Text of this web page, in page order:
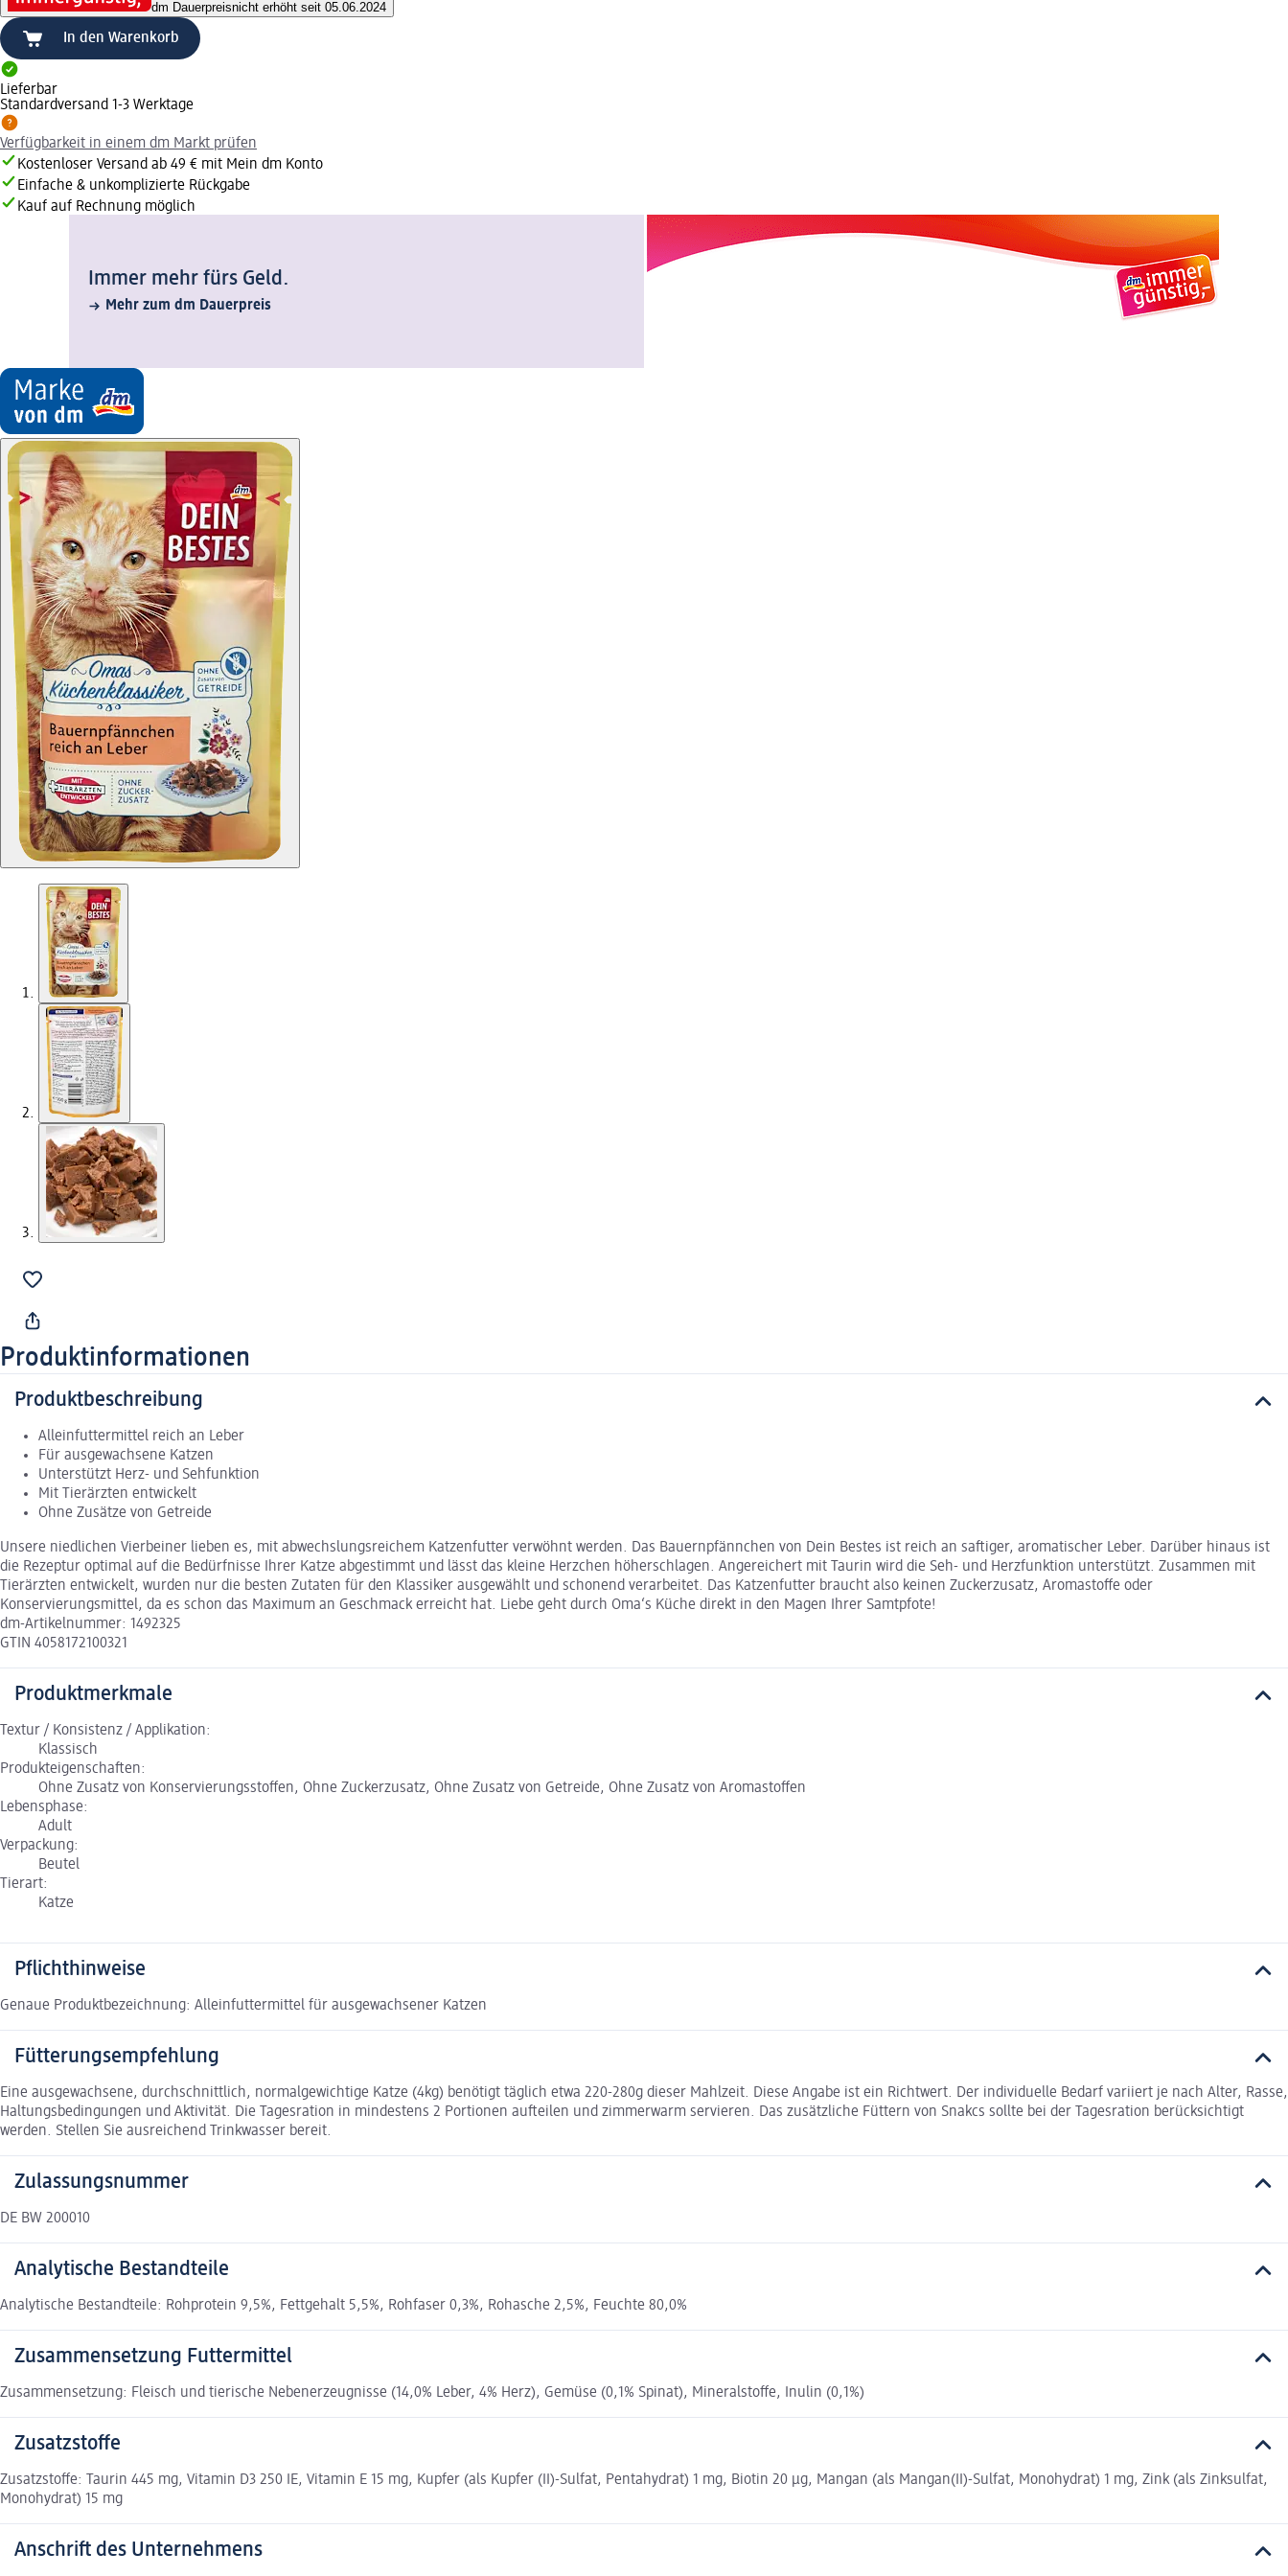
dm Dauerpreisnicht erhöht seit 05.06.2024
In den Warenkorb
Lieferbar
Standardversand 1-3 Werktage
Verfügbarkeit in einem dm Markt prüfen
Kostenloser Versand ab 49 € mit Mein dm Konto
Einfache & unkomplizierte Rückgabe
Kauf auf Rechnung möglich
Immer mehr fürs Geld.
Mehr zum dm Dauerpreis
Produktinformationen
Produktbeschreibung
Alleinfuttermittel reich an Leber
Für ausgewachsene Katzen
Unterstützt Herz- und Sehfunktion
Mit Tierärzten entwickelt
Ohne Zusätze von Getreide
Unsere niedlichen Vierbeiner lieben es, mit abwechslungsreichem Katzenfutter verwöhnt werden. Das Bauernpfännchen von Dein Bestes ist reich an saftiger, aromatischer Leber. Darüber hinaus ist
die Rezeptur optimal auf die Bedürfnisse Ihrer Katze abgestimmt und lässt das kleine Herzchen höherschlagen. Angereichert mit Taurin wird die Seh- und Herzfunktion unterstützt. Zusammen mit
Tierärzten entwickelt, wurden nur die besten Zutaten für den Klassiker ausgewählt und schonend verarbeitet. Das Katzenfutter braucht also keinen Zuckerzusatz, Aromastoffe oder
Konservierungsmittel, da es schon das Maximum an Geschmack erreicht hat. Liebe geht durch Oma‘s Küche direkt in den Magen Ihrer Samtpfote!
dm-Artikelnummer: 1492325
GTIN 4058172100321
Produktmerkmale
Textur / Konsistenz / Applikation:
Klassisch
Produkteigenschaften:
Ohne Zusatz von Konservierungsstoffen, Ohne Zuckerzusatz, Ohne Zusatz von Getreide, Ohne Zusatz von Aromastoffen
Lebensphase:
Adult
Verpackung:
Beutel
Tierart:
Katze
Pflichthinweise
Genaue Produktbezeichnung: Alleinfuttermittel für ausgewachsener Katzen
Fütterungsempfehlung
Eine ausgewachsene, durchschnittlich, normalgewichtige Katze (4kg) benötigt täglich etwa 220-280g dieser Mahlzeit. Diese Angabe ist ein Richtwert. Der individuelle Bedarf variiert je nach Alter, Rasse,
Haltungsbedingungen und Aktivität. Die Tagesration in mindestens 2 Portionen aufteilen und zimmerwarm servieren. Das zusätzliche Füttern von Snakcs sollte bei der Tagesration berücksichtigt
werden. Stellen Sie ausreichend Trinkwasser bereit.
Zulassungsnummer
DE BW 200010
Analytische Bestandteile
Analytische Bestandteile: Rohprotein 9,5%, Fettgehalt 5,5%, Rohfaser 0,3%, Rohasche 2,5%, Feuchte 80,0%
Zusammensetzung Futtermittel
Zusammensetzung: Fleisch und tierische Nebenerzeugnisse (14,0% Leber, 4% Herz), Gemüse (0,1% Spinat), Mineralstoffe, Inulin (0,1%)
Zusatzstoffe
Zusatzstoffe: Taurin 445 mg, Vitamin D3 250 IE, Vitamin E 15 mg, Kupfer (als Kupfer (II)-Sulfat, Pentahydrat) 1 mg, Biotin 20 μg, Mangan (als Mangan(II)-Sulfat, Monohydrat) 1 mg, Zink (als Zinksulfat,
Monohydrat) 15 mg
Anschrift des Unternehmens